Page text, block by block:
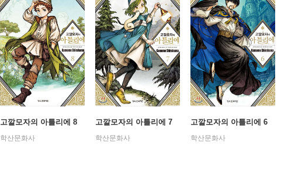
고깔모자의 아틀리에 8
학산문화사
고깔모자의 아틀리에 7
학산문화사
고깔모자의 아틀리에 6
학산문화사